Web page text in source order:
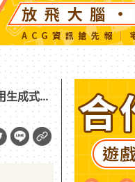
生成式